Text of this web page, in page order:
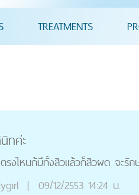
TREATMENTS
ทค่ะ
งไหนก้มีทั้งสิวแล้วก็สิวผด จะรัก
| 09/12/2553 14:24 น.